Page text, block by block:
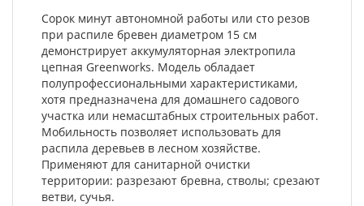
Сорок минут автономной работы или сто резов
при распиле бревен диаметром 15 см
демонстрирует аккумуляторная электропила
цепная Greenworks. Модель обладает
полупрофессиональными характеристиками,
хотя предназначена для домашнего садового
участка или немасштабных строительных работ.
Мобильность позволяет использовать для
распила деревьев в лесном хозяйстве.
Применяют для санитарной очистки
территории: разрезают бревна, стволы; срезают
ветви, сучья.